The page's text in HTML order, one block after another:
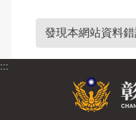
發現本網站資料
:::